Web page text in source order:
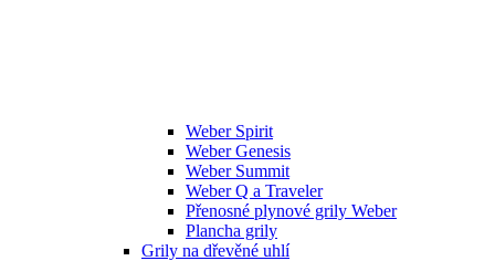
Weber Spirit
Weber Genesis
Weber Summit
Weber Q a Traveler
Přenosné plynové grily Weber
Plancha grily
Grily na dřevěné uhlí